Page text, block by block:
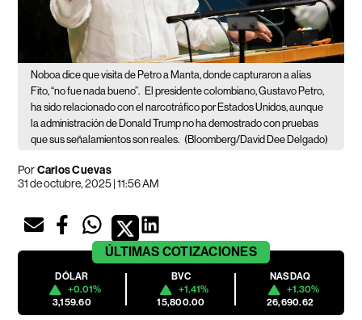
Noboa dice que visita de Petro a Manta, donde capturaron a alias
Fito, “no fue nada bueno”. El presidente colombiano, Gustavo Petro,
ha sido relacionado con el narcotráfico por Estados Unidos, aunque
la administración de Donald Trump no ha demostrado con pruebas
que sus señalamientos son reales. (Bloomberg/David Dee Delgado)
PorCarlos Cuevas
31 de octubre, 2025 | 11:56 AM
ÚLTIMAS COTIZACIONES
DÓLAR
+0.01%
3,159.60
BVC
+1.41%
15,800.00
NASDAQ
+1.30%
26,690.62